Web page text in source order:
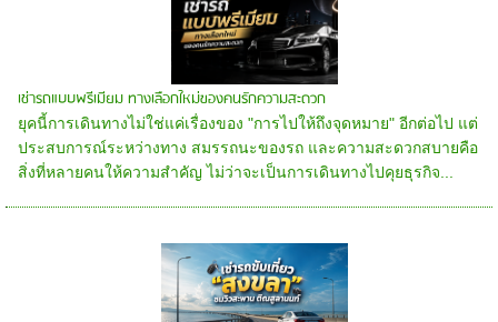
เช่ารถแบบพรีเมียม ทางเลือกใหม่ของคนรักความสะดวก
ยุคนี้การเดินทางไม่ใช่แค่เรื่องของ "การไปให้ถึงจุดหมาย" อีกต่อไป แต่
ประสบการณ์ระหว่างทาง สมรรถนะของรถ และความสะดวกสบายคือ
สิ่งที่หลายคนให้ความสำคัญ ไม่ว่าจะเป็นการเดินทางไปคุยธุรกิจ...